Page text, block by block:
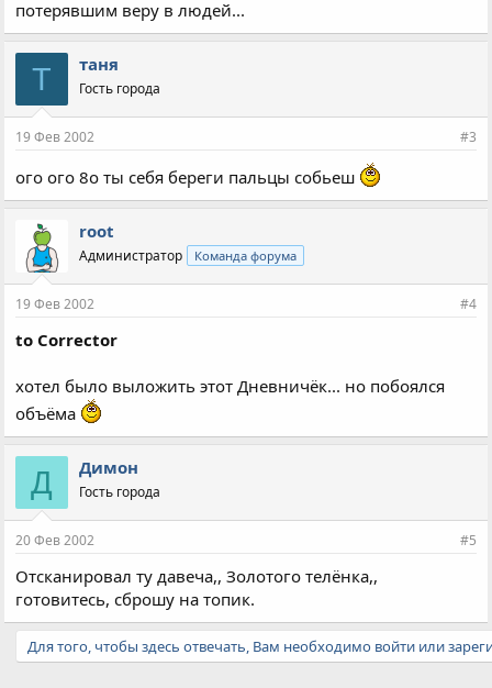
потерявшим веру в людей...
Т таня
Гость города
19 Фев 2002 #3
ого ого 8o ты себя береги пальцы собьеш
root
Администратор Команда форума
19 Фев 2002 #4
to Corrector
хотел было выложить этот Дневничёк... но побоялся
объёма
Д Димон
Гость города
20 Фев 2002 #5
Отсканировал ту давеча,, Золотого телёнка,,
готовитесь, сброшу на топик.
Для того, чтобы здесь отвечать, Вам необходимо войти или